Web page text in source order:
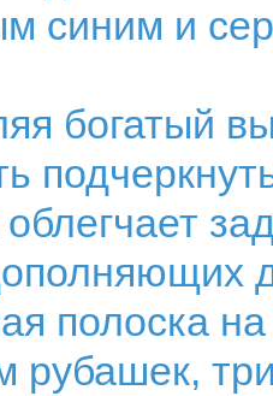
синим и
богатый
полоска
рубашек,